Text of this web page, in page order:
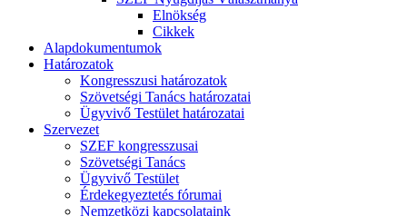
Elnökség
Cikkek
Alapdokumentumok
Határozatok
Kongresszusi határozatok
Szövetségi Tanács határozatai
Ügyvivő Testület határozatai
Szervezet
SZEF kongresszusai
Szövetségi Tanács
Ügyvivő Testület
Érdekegyeztetés fórumai
Nemzetközi kapcsolataink